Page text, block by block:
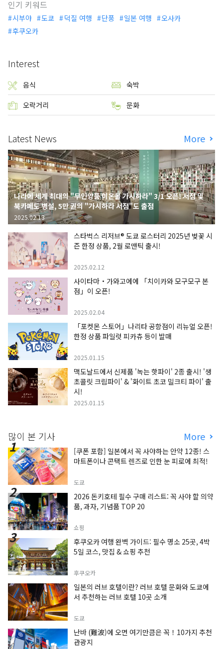
인기 키워드
시부야 도쿄 덕질 여행 단풍 일본 여행
오사카
후쿠오카
Interest
음식 숙박
오락거리 문화
Latest News More
나라에 세계 최대의 "무인양품 이온몰 가시하라" 3/1 오픈! 서점 및
북카페도 병설, 5만 권의 "가시하라 서점"도 출점
2025.02.13
스타벅스 리저브® 도쿄 로스터리 2025년 벚꽃 시
즌 한정 상품, 2월 로맨틱 출시!
2025.02.12
사이타마・가와고에에 「치이카와 모구모구 본
점」이 오픈!
2025.02.04
「포켓몬 스토어」나리타 공항점이 리뉴얼 오픈!
한정 상품 파일럿 피카츄 등이 발매
2025.01.15
맥도날드에서 신제품 '녹는 핫파이' 2종 출시! '생
초콜릿 크림파이' & '화이트 초코 밀크티 파이' 출
시!
2025.01.15
많이 본 기사 More
[쿠폰 포함] 일본에서 꼭 사야하는 안약 12종! 스
마트폰이나 콘택트 렌즈로 인한 눈 피로에 최적!
도쿄
2026 돈키호테 필수 구매 리스트: 꼭 사야 할 의약
품, 과자, 기념품 TOP 20
쇼핑
후쿠오카 여행 완벽 가이드: 필수 명소 25곳, 4박
5일 코스, 맛집 & 쇼핑 추천
후쿠오카
일본의 러브 호텔이란? 러브 호텔 문화와 도쿄에
서 추천하는 러브 호텔 10곳 소개
도쿄
난바 (難波)에 오면 여기만큼은 꼭！10가지 추천
관광지